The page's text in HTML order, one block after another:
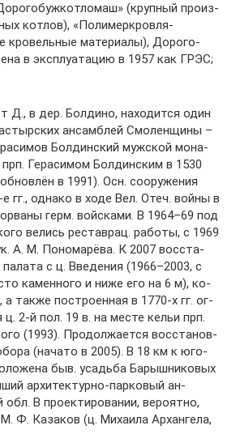
(круп­ный про­из­
кот­лов), «По­ли­мер­кров­ля-
кровельные материалы), До­ро­го­
в экс­плуа­та­цию в 1957 как ГРЭС;
Д., в дер. Бол­ди­но, на­хо­дит­ся один
ан­самб­лей Смо­лен­щи­ны –
Бол­дин­ский муж­ской мо­на­
Ге­ра­си­мом Бол­дин­ским в 1530
в 1991). Осн. со­ору­же­ния
гг., од­на­ко в хо­де Вел. Отеч. вой­ны в
герм. вой­ска­ми. В 1964–69 под
ве­лись рес­тав­рац. ра­бо­ты, с 1969
А. М. По­но­ма­рё­ва. К 2007 вос­ста­
с ц. Вве­де­ния (1966–2003, с
ка­мен­но­го и ни­же его на 6 м), ко­
а так­же по­стро­ен­ная в 1770-х гг. ог­
2-й пол. 19 в. на мес­те ке­льи прп.
(1993). Про­дол­жа­ет­ся вос­ста­нов­
(на­ча­то в 2005). В 18 км к юго-
быв. усадь­ба Ба­рыш­ни­ко­вых
ар­хи­тек­тур­но-пар­ко­вый ан­
В про­ек­ти­ро­ва­нии, ве­ро­ят­но,
Ф. Ка­за­ков (ц. Ми­хаи­ла Ар­хан­ге­ла,